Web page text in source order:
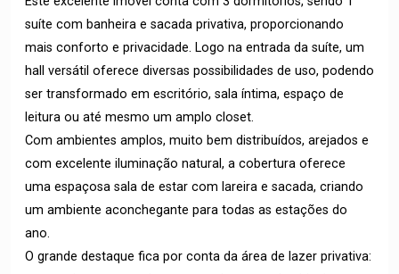
suíte com banheira e sacada privativa, proporcionando
mais conforto e privacidade. Logo na entrada da suíte, um
hall versátil oferece diversas possibilidades de uso, podendo
ser transformado em escritório, sala íntima, espaço de
leitura ou até mesmo um amplo closet.
Com ambientes amplos, muito bem distribuídos, arejados e
com excelente iluminação natural, a cobertura oferece
uma espaçosa sala de estar com lareira e sacada, criando
um ambiente aconchegante para todas as estações do
ano.
O grande destaque fica por conta da área de lazer privativa: